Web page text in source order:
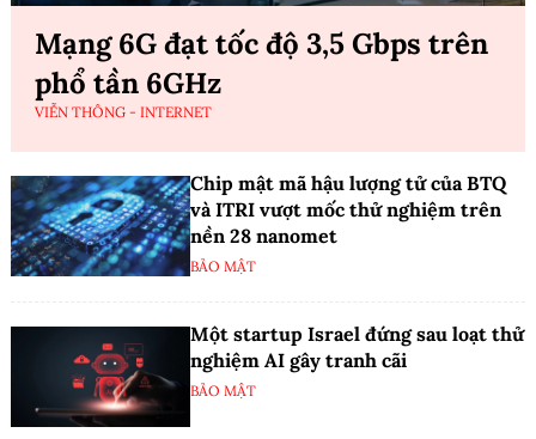
Mạng 6G đạt tốc độ 3,5 Gbps trên
phổ tần 6GHz
VIỄN THÔNG - INTERNET
Chip mật mã hậu lượng tử của BTQ
và ITRI vượt mốc thử nghiệm trên
nền 28 nanomet
BẢO MẬT
Một startup Israel đứng sau loạt thử
nghiệm AI gây tranh cãi
BẢO MẬT